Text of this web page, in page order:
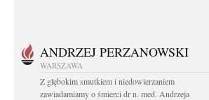
ANDRZEJ PERZANOWSKI
WARSZAWA
Z głębokim smutkiem i niedowierzaniem
zawiadamiamy o śmierci dr n. med. Andrzeja